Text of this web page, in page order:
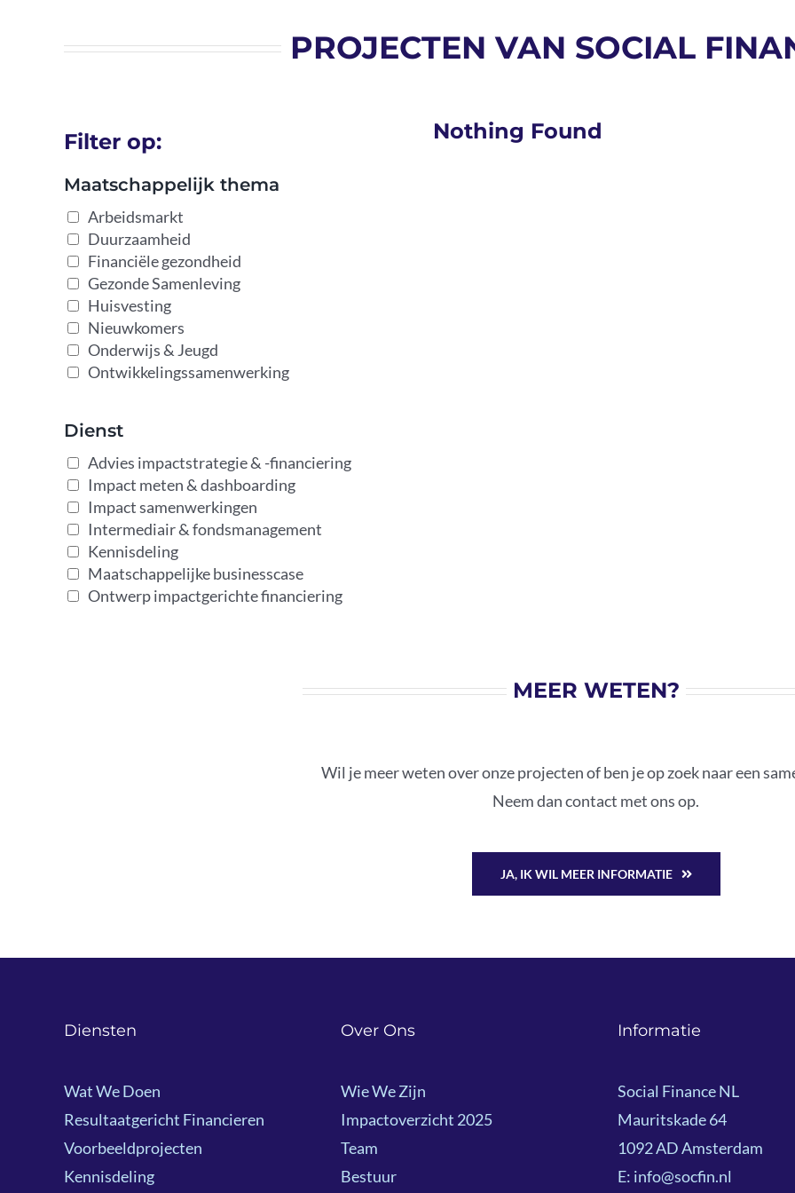
PROJECTEN VAN SOCIAL
Filter op:
Maatschappelijk thema
Arbeidsmarkt
Duurzaamheid
Financiële gezondheid
Gezonde Samenleving
Huisvesting
Nieuwkomers
Onderwijs & Jeugd
Ontwikkelingssamenwerking
Dienst
Advies impactstrategie & -financiering
Impact meten & dashboarding
Impact samenwerkingen
Intermediair & fondsmanagement
Kennisdeling
Maatschappelijke businesscase
Ontwerp impactgerichte financiering
Nothing Found
MEER WETEN?
Wil je meer weten over onze projecten of ben je op zoek naar een
Neem dan contact met ons op.
JA, IK WIL MEER INFORMATIE
Diensten
Wat We Doen
Resultaatgericht Financieren
Voorbeeldprojecten
Kennisdeling
Over Ons
Wie We Zijn
Impactoverzicht 2025
Team
Bestuur
Informatie
Social Finance NL
Mauritskade 64
1092 AD Amsterdam
E: info@socfin.nl